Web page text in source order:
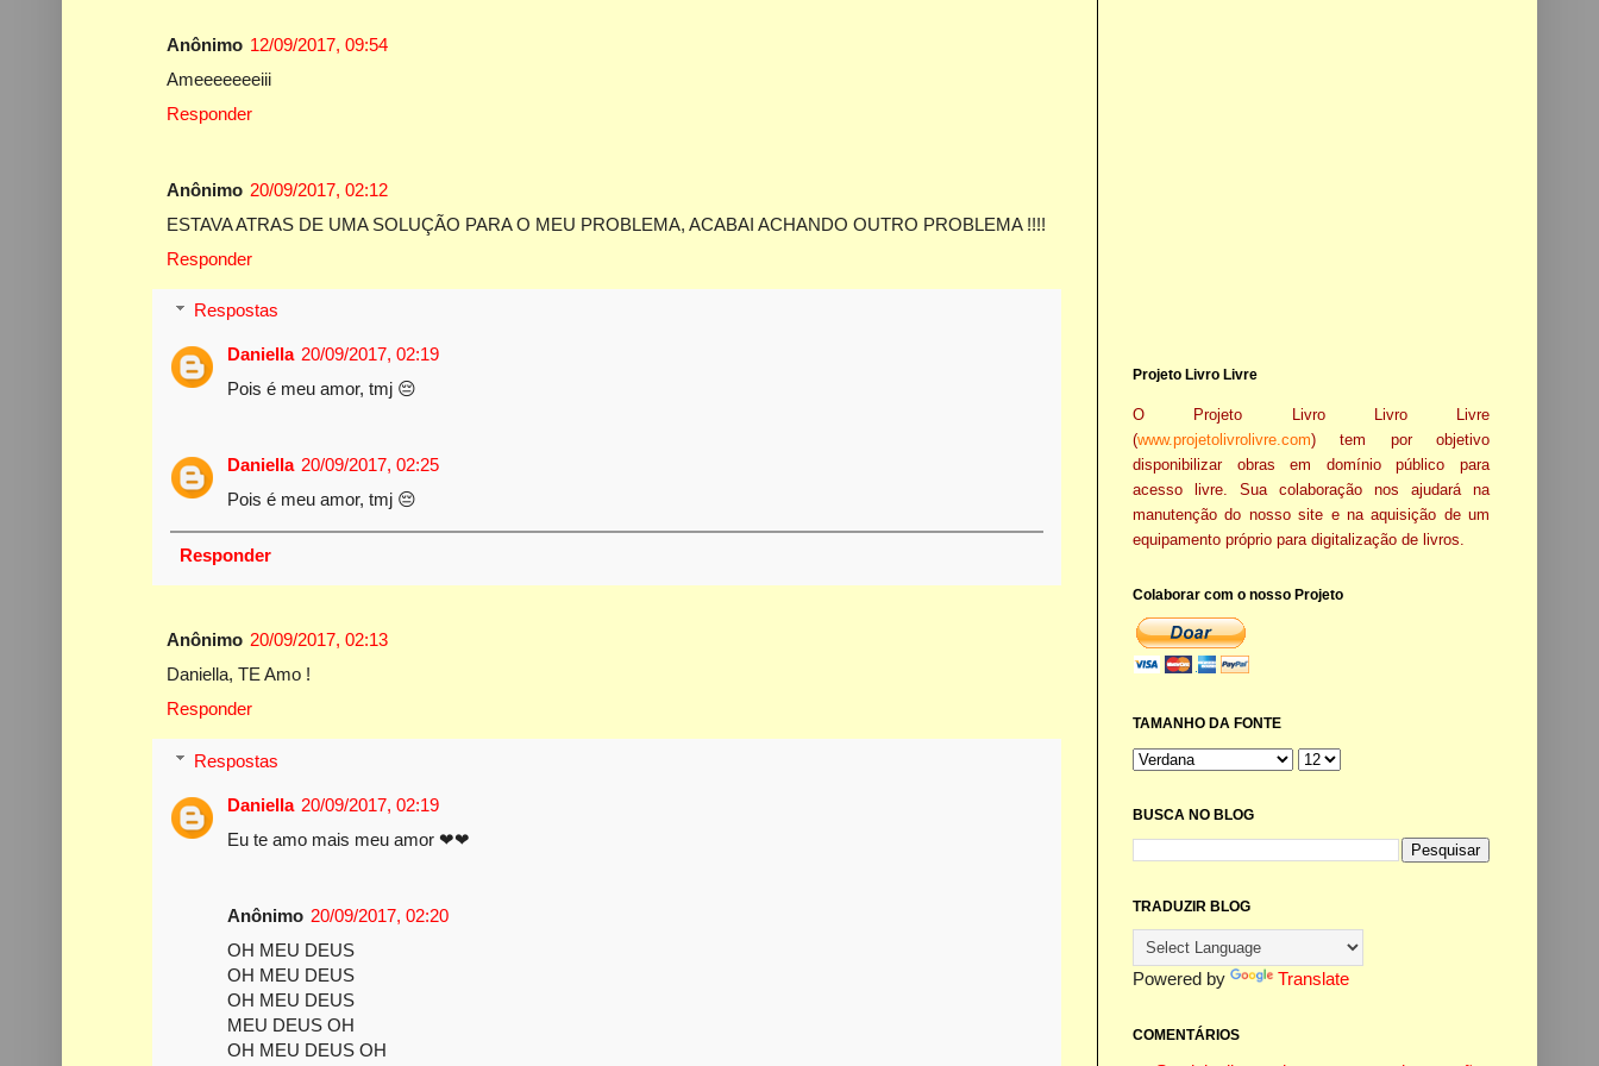
Anônimo 12/09/2017, 09:54
Ameeeeeeeiii
Responder
Anônimo 20/09/2017, 02:12
ESTAVA ATRAS DE UMA SOLUÇÃO PARA O MEU PROBLEMA, ACABAI ACHANDO OUTRO PROBLEMA !!!!
Responder
Respostas
Daniella 20/09/2017, 02:19
Pois é meu amor, tmj 😔
Daniella 20/09/2017, 02:25
Pois é meu amor, tmj 😔
Responder
Anônimo 20/09/2017, 02:13
Daniella, TE Amo !
Responder
Respostas
Daniella 20/09/2017, 02:19
Eu te amo mais meu amor ❤❤
Anônimo 20/09/2017, 02:20
OH MEU DEUS
OH MEU DEUS
OH MEU DEUS
MEU DEUS OH
OH MEU DEUS OH
Projeto Livro Livre
O Projeto Livro Livro Livre
(www.projetolivrolivre.com) tem por objetivo
disponibilizar obras em domínio público para
acesso livre. Sua colaboração nos ajudará na
manutenção do nosso site e na aquisição de um
equipamento próprio para digitalização de livros.
Colaborar com o nosso Projeto
TAMANHO DA FONTE
BUSCA NO BLOG
TRADUZIR BLOG
Powered by Translate
COMENTÁRIOS